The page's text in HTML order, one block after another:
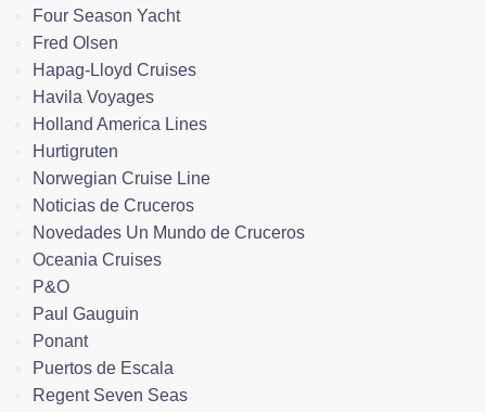
Four Season Yacht
Fred Olsen
Hapag-Lloyd Cruises
Havila Voyages
Holland America Lines
Hurtigruten
Norwegian Cruise Line
Noticias de Cruceros
Novedades Un Mundo de Cruceros
Oceania Cruises
P&O
Paul Gauguin
Ponant
Puertos de Escala
Regent Seven Seas